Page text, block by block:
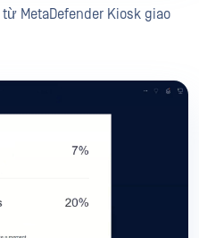
MetaDefender Kiosk giao